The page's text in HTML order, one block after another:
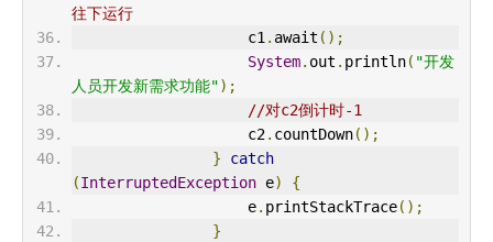
往下运行
                    c1
. await ();
System. out . println( "开发
人员开发新需求功能");
//对c2倒计时-1
                    c2
. countDown();
}
catch
(InterruptedException e)
{
                    e
. printStackTrace();
}